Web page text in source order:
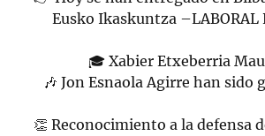
Eusko Ikaskuntza –LABORAL
🎓 Xabier Etxeberria
🎶 Jon Esnaola Agirre han sido
👏 Reconocimiento a la defensa